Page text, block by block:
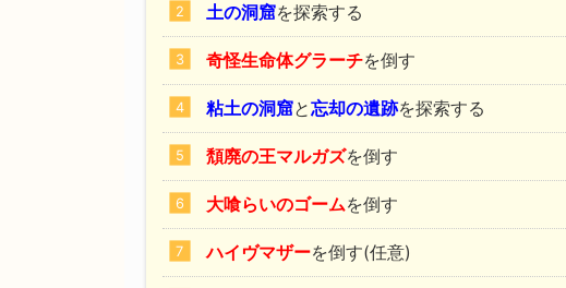
土の洞窟を探索する
奇怪生命体グラーチを倒す
粘土の洞窟と忘却の遺跡を探索する
頽廃の王マルガズを倒す
大喰らいのゴームを倒す
ハイヴマザーを倒す(任意)